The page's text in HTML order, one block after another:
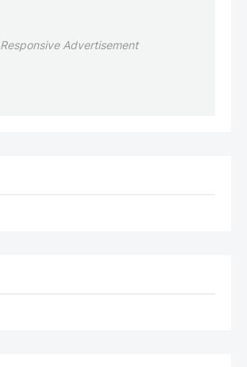
Responsive Advertisement